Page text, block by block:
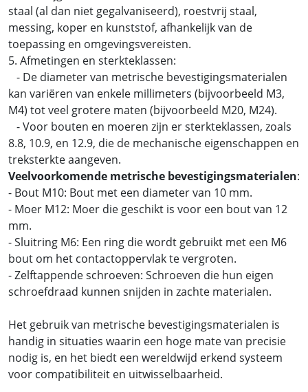
staal (al dan niet gegalvaniseerd), roestvrij staal,
messing, koper en kunststof, afhankelijk van de
toepassing en omgevingsvereisten.
5. Afmetingen en sterkteklassen:
- De diameter van metrische bevestigingsmaterialen
kan variëren van enkele millimeters (bijvoorbeeld M3,
M4) tot veel grotere maten (bijvoorbeeld M20, M24).
- Voor bouten en moeren zijn er sterkteklassen, zoals
8.8, 10.9, en 12.9, die de mechanische eigenschappen en
treksterkte aangeven.
Veelvoorkomende metrische bevestigingsmaterialen:
- Bout M10: Bout met een diameter van 10 mm.
- Moer M12: Moer die geschikt is voor een bout van 12
mm.
- Sluitring M6: Een ring die wordt gebruikt met een M6
bout om het contactoppervlak te vergroten.
- Zelftappende schroeven: Schroeven die hun eigen
schroefdraad kunnen snijden in zachte materialen.
Het gebruik van metrische bevestigingsmaterialen is
handig in situaties waarin een hoge mate van precisie
nodig is, en het biedt een wereldwijd erkend systeem
voor compatibiliteit en uitwisselbaarheid.